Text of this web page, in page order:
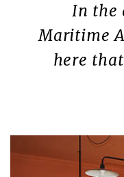
In the
Maritime
here